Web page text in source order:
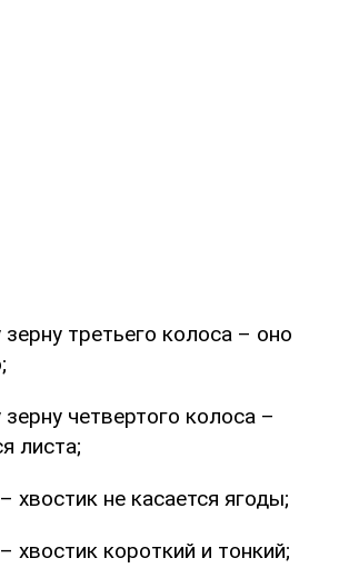
третьего колоса – оно
четвертого колоса –
листа;
хвостик не касается ягоды;
хвостик короткий и тонкий;